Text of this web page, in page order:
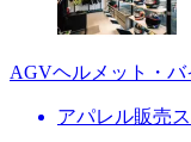
AGVヘルメット・
アパレル販売